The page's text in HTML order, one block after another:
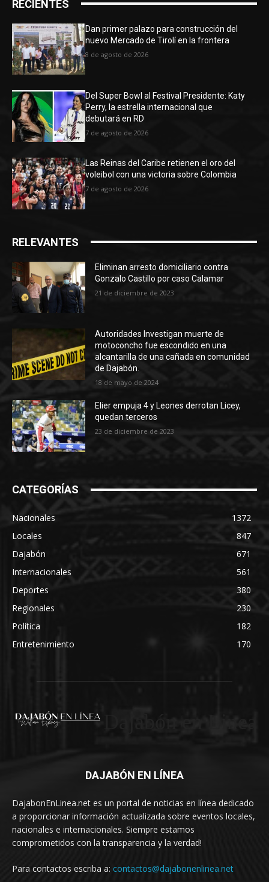
RECIENTES
Dan primer palazo para construcción del
nuevo Mercado de Tirolí en la frontera
8 de agosto de 2026
Del Super Bowl al Festival Presidente: Katy
Perry, la estrella internacional que
debutará en RD
7 de agosto de 2026
Las Reinas del Caribe retienen el oro del
voleibol con una victoria sobre Colombia
7 de agosto de 2026
RELEVANTES
Eliminan arresto domiciliario contra
Gonzalo Castillo por caso Calamar
21 de diciembre de 2023
Autoridades Investigan muerte de
motoconcho fue escondido en una
alcantarilla de una cañada en comunidad
de Dajabón.
18 de mayo de 2024
Elier empuja 4 y Leones derrotan Licey,
quedan terceros
23 de diciembre de 2023
CATEGORÍAS
Nacionales
1372
Locales
847
Dajabón
671
Internacionales
561
Deportes
380
Regionales
230
Política
182
Entretenimiento
170
DAJABÓN EN LÍNEA
DajabonEnLinea.net es un portal de noticias en línea dedicado
a proporcionar información actualizada sobre eventos locales,
nacionales e internacionales. Siempre estamos
comprometidos con la transparencia y la verdad!
Para contactos escriba a: contactos@dajabonenlinea.net